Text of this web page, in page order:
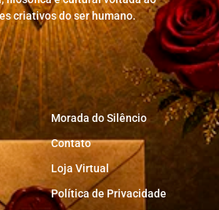
criativos do ser humano.
Morada do Silêncio
Contato
Loja Virtual
Política de Privacidade